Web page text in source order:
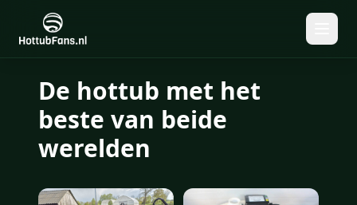
De hottub met het
beste van beide
werelden